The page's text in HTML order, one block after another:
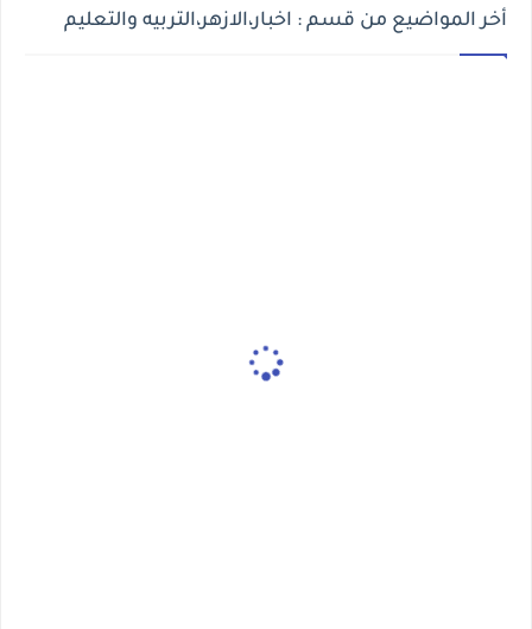
أخر المواضيع من قسم : اخبار،الازهر،التربيه والتعليم